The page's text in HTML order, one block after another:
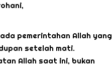
pada pemerintahan Allah yang
setelah mati.
Allah saat ini, bukan